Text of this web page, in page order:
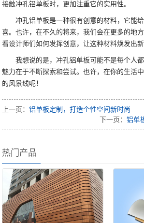
接触冲孔铝单板时，更加注重它的实用性。
冲孔铝单板是一种很有创意的材料，它能
喜。也许，在不久的将来，我们会在更多的地
看设计师们如何发挥创意，让这种材料焕发出新
我想说的是，冲孔铝单板可能不是每个人
魅力在于不断探索和尝试。也许，在你的生活
的风景线呢！
上一页：铝单板定制，打造个性空间新时尚
下一页： 铝单
热门产品